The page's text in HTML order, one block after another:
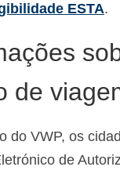
ESTA.
de
do VWP, os
de